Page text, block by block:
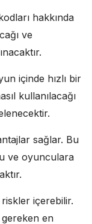
hakkında
ve
içinde hızlı bir
kullanılacağı
sağlar. Bu
ve oyunculara
riskler içerebilir.
gereken en